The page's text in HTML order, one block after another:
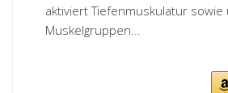
aktiviert Tiefenmuskulatur
Muskelgruppen...